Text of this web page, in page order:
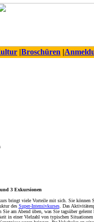
|Broschüren |
3 Exkursionen
bringt viele Vorteile mit sich. Sie
des Super-Intensivkurses. Das
am Abend üben, was Sie tagsüber
in einer Vielzahl von typischen